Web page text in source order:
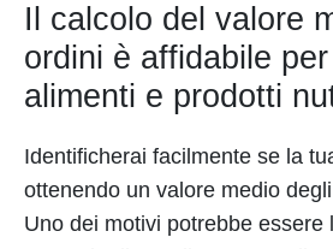
Il calcolo del valore
ordini è affidabile
alimenti e prodotti
Identificherai facilmente se la
ottenendo un valore medio
Uno dei motivi potrebbe essere